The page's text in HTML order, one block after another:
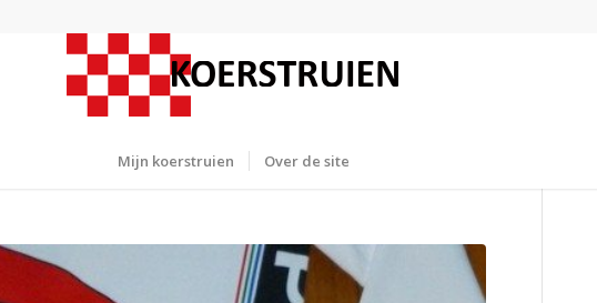
Mijn koerstruien Over de site